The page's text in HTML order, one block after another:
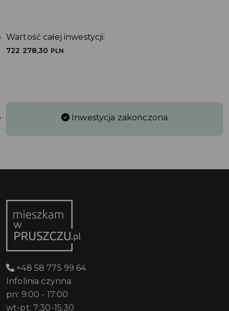
Wartość całej inwestycji:
722 278,30 PLN
Inwestycja zakończona
+48 58 775 99 64
Infolinia czynna:
pn: 9:00 - 17:00
wt-pt: 7:30-15:30